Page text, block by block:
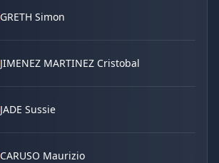
GRETH Simon
JIMENEZ MARTINEZ Cristobal
JADE Sussie
CARUSO Maurizio